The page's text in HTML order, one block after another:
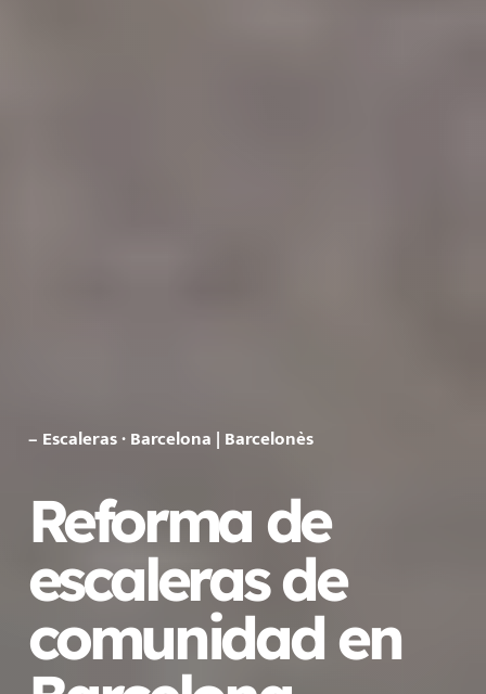
– Escaleras · Barcelona | Barcelonès
Reforma de
escaleras de
comunidad en